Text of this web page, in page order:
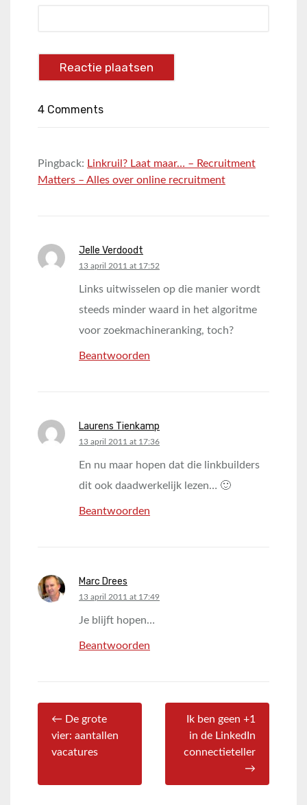
4 Comments
Pingback: Linkruil? Laat maar… – Recruitment
Matters – Alles over online recruitment
Jelle Verdoodt
says:
13 april 2011 at 17:52
Links uitwisselen op die manier wordt
steeds minder waard in het algoritme
voor zoekmachineranking, toch?
Beantwoorden
Laurens Tienkamp
says:
13 april 2011 at 17:36
En nu maar hopen dat die linkbuilders
dit ook daadwerkelijk lezen… 🙂
Beantwoorden
Marc Drees
says:
13 april 2011 at 17:49
Je blijft hopen…
Beantwoorden
← De grote
vier: aantallen
vacatures
Ik ben geen +1
in de LinkedIn
connectieteller
→